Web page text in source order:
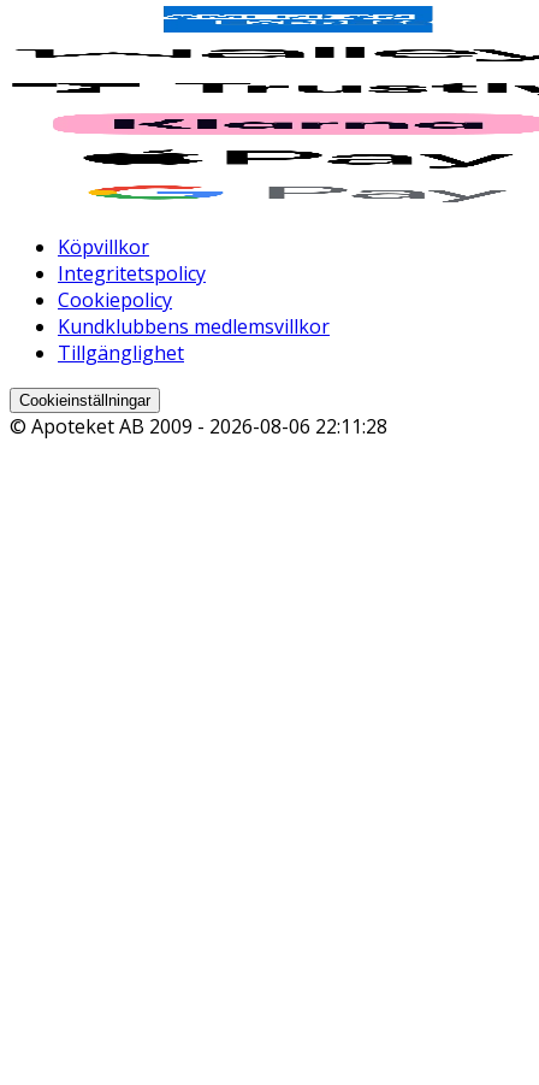
Köpvillkor
Integritetspolicy
Cookiepolicy
Kundklubbens medlemsvillkor
Tillgänglighet
Cookieinställningar
© Apoteket AB 2009 - 2026-08-06 22:11:28